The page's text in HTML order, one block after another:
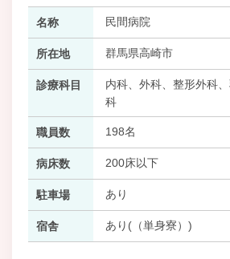
名称 民間病院
所在地 群馬県高崎市
診療科目
内科、外科、整形外科
科
職員数 198名
病床数 200床以下
駐車場 あり
宿舎 あり(（単身寮）)